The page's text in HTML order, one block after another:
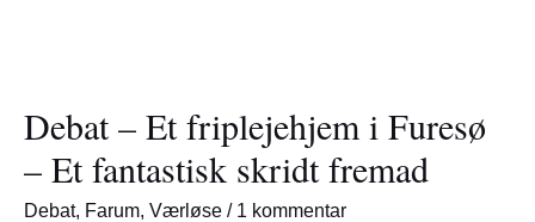
Debat – Et friplejehjem i Furesø
– Et fantastisk skridt fremad
Debat, Farum, Værløse / 1 kommentar
Et
friplejehjem
i
Furesø